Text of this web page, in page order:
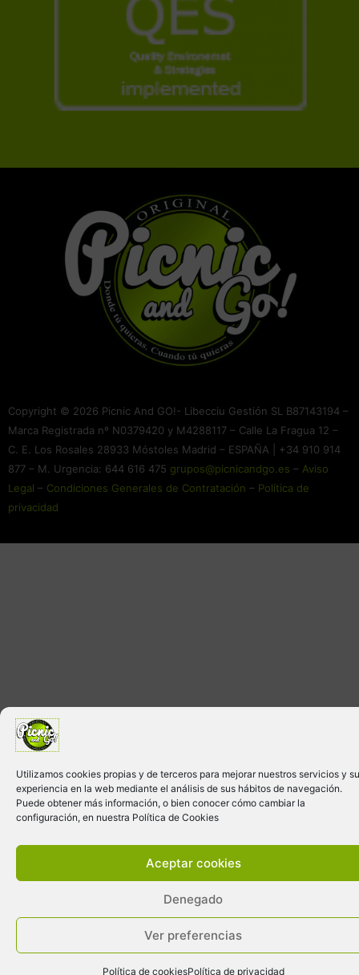
Utilizamos cookies propias y de terceros para mejorar nuestros servicios y su
experiencia en la web mediante el análisis de sus hábitos de navegación.
Puede obtener más información, o bien conocer cómo cambiar la
configuración, en nuestra Política de Cookies
Aceptar cookies
Denegado
Ver preferencias
Política de cookiesPolítica de privacidad
Copyright © 2026 Picnic And GO!- Libecciu Gestión SL B87143194 –
Marca Registrada nº N0379420 y M4288117 – Calle La Fragua 12 –
C. E. Los Rosales 28933 Móstoles Madrid – ESPAÑA | +34 910 914
877 – M. Urgencia: 644 616 475 grupos@picnicandgo.es – Aviso
Legal – Condiciones Generales de Contratación – Política de
privacidad